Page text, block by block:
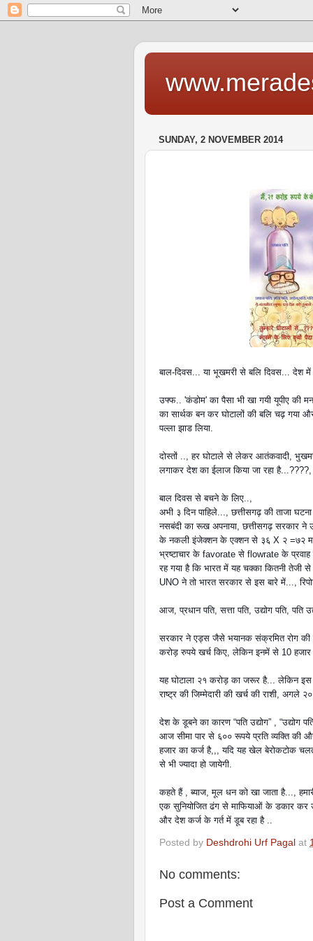
SUNDAY, 2 NOVEMBER 2014
बाल-दिवस... या भूखमरी से बलि दिवस... देश
उफ्फ.. 'कंडोम' का पैसा भी खा गयी यूपीए की
का सार्थक बन कर घोटालों की बलि चढ़ गया
पल्ला झाड लिया.
दोस्तों .., हर घोटाले से लेकर आतंकवादी,
लगाकर देश का ईलाज किया जा रहा है...????,
बाल दिवस से बचने के लिए..,
अभी ३ दिन पाहिले..., छत्तीसगढ़ की ताजा
नसबंदी का रूख अपनाया, छत्तीसगढ़ सरकार
के नकली इंजेक्शन के एक्शन से ३६ X २ =७२
भ्रष्टाचार के favorate से flowrate के
रह गया है कि भारत में यह चक्का कितनी तेजी से
UNO ने तो भारत सरकार से इस बारे में...,
आज, प्रधान पति, सत्ता पति, उद्योग पति,
सरकार ने एड्स जैसे भयानक संक्रमित रोग की
करोड़ रुपये खर्च किए, लेकिन इनमें से 10 हजार
यह घोटाला २१ करोड़ का जरूर है... लेकिन
राष्ट्र की जिम्मेदारी की खर्च की राशी,
देश के डूबने का कारण “पति उद्योग” , “उद्योग
आज सीमा पार से ६०० रूपये प्रति व्यक्ति की
हजार का कर्ज है,,, यदि यह खेल बेरोकटोक
से भी ज्यादा हो जायेगी.
कहते हैं , ब्याज, मूल धन को खा जाता है...,
एक सुनियोजित ढंग से माफियाओं के डकार कर
और देश कर्ज के गर्त में डूब रहा है ..
Posted by Deshdrohi Urf Pagal at
No comments:
Post a Comment